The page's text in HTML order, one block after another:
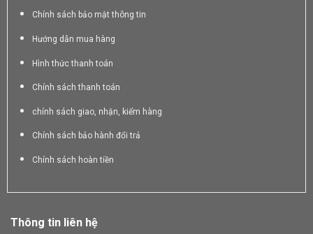
Chính sách bảo mật thông tin
Hướng dẫn mua hàng
Hình thức thanh toán
Chính sách thanh toán
chính sách giao, nhận, kiểm hàng
Chính sách bảo hành đổi trả
Chính sách hoàn tiền
Thông tin liên hệ